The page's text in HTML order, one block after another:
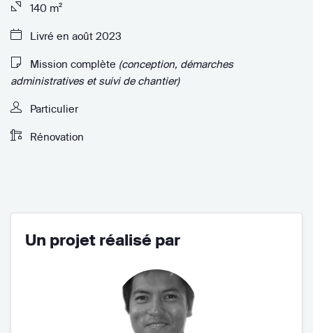
140 m²
Livré en août 2023
Mission complète (conception, démarches
administratives et suivi de chantier)
Particulier
Rénovation
Un projet réalisé par